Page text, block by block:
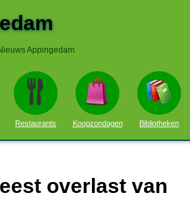
Appingedam
Restaurants Koopzondagen Bibliotheken
overlast van